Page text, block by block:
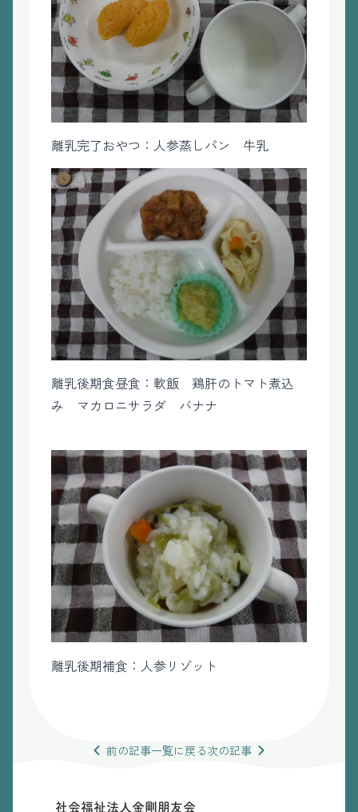
離乳完了おやつ：人参蒸しパン 牛乳
離乳後期食昼食：軟飯 鶏肝のトマト煮込
み マカロニサラダ バナナ
離乳後期補食：人参リゾット
前の記事一覧に戻る次の記事
社会福祉法人金剛朋友会